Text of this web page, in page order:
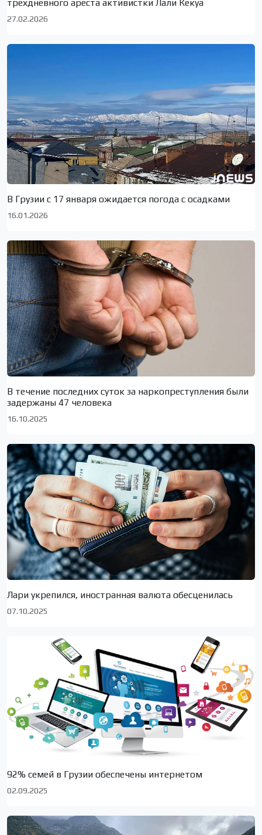
трехдневного ареста активистки Лали Кекуа
27.02.2026
В Грузии с 17 января ожидается погода с осадками
16.01.2026
В течение последних суток за наркопреступления были
задержаны 47 человека
16.10.2025
Лари укрепился, иностранная валюта обесценилась
07.10.2025
92% семей в Грузии обеспечены интернетом
02.09.2025